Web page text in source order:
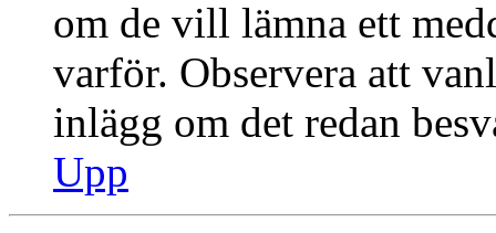
om de vill lämna ett
varför. Observera att
inlägg om det redan
Upp